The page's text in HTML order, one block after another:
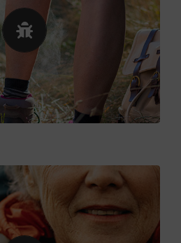
soyez vigilantes !
vous transmettre une
de Lyme). Portez des
En rentrant de la randonnée
surveillez toute sensation
savoir plus
vêtements
techniques. L’équipement